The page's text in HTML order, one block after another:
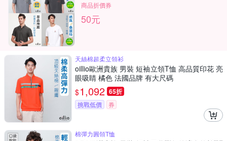
商品折價券
50元
天絲棉超柔立領衫
oillio歐洲貴族 男裝 短袖立領T恤 高品質印花 亮
眼吸睛 橘色 法國品牌 有大尺碼
$1,092 65折
挑戰低價 券
棉彈力圓領T恤